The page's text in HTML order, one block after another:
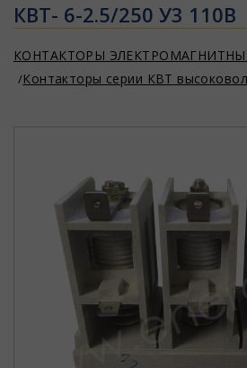
КВТ- 6-2.5/250 У3 110В
КОНТАКТОРЫ
Контакторы серии КВТ